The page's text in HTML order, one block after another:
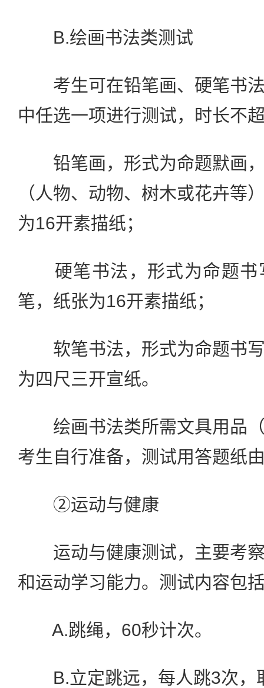
B.绘画书法类测试
考生可在铅笔画、硬笔书法
中任选一项进行测试，时长不
铅笔画，形式为命题默画，
（人物、动物、树木或花卉等
为16开素描纸；
硬笔书法，形式为命题书
笔，纸张为16开素描纸；
软笔书法，形式为命题书写
为四尺三开宣纸。
绘画书法类所需文具用品（
考生自行准备，测试用答题纸
②运动与健康
运动与健康测试，主要考察
和运动学习能力。测试内容包
A.跳绳，60秒计次。
B.立定跳远，每人跳3次，